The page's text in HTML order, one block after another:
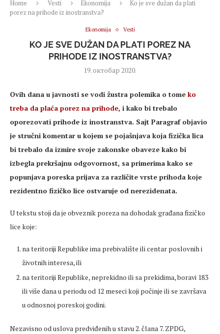
Home Vesti Ekonomija
Ko je sve dužan da plati
porez na prihode iz inostranstva?
Ekonomija Vesti
KO JE SVE DUŽAN DA PLATI POREZ NA
PRIHODE IZ INOSTRANSTVA?
19. октобар 2020.
Ovih dana u javnosti se vodi žustra polemika o tome ko
treba da plaća porez na prihode, i kako bi trebalo
oporezovati prihode iz inostranstva. Sajt Paragraf objavio
je stručni komentar u kojem se pojašnjava koja fizička lica
bi trebalo da izmire svoje zakonske obaveze kako bi
izbegla prekršajnu odgovornost, sa primerima kako se
popunjava poreska prijava za različite vrste prihoda koje
rezidentno fizičko lice ostvaruje od nerezidenata.
U tekstu stoji da je obveznik poreza na dohodak građana fizičko
lice koje:
na teritoriji Republike ima prebivalište ili centar poslovnih i
životnih interesa, ili
na teritoriji Republike, neprekidno ili sa prekidima, boravi 183
ili više dana u periodu od 12 meseci koji počinje ili se završava
u odnosnoj poreskoj godini.
Nezavisno od uslova predviđenih u stavu 2. člana 7. ZPDG,